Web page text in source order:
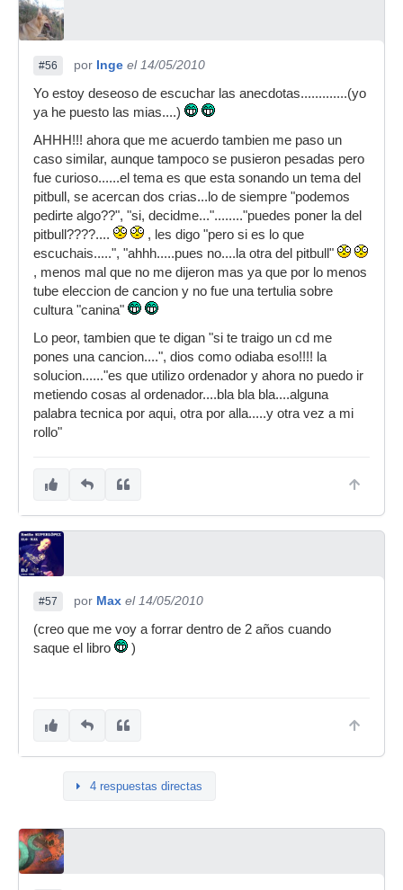
#56 por Inge el 14/05/2010
Yo estoy deseoso de escuchar las anecdotas.............(yo
ya he puesto las mias....)
AHHH!!! ahora que me acuerdo tambien me paso un
caso similar, aunque tampoco se pusieron pesadas pero
fue curioso......el tema es que esta sonando un tema del
pitbull, se acercan dos crias...lo de siempre "podemos
pedirte algo??", "si, decidme..."........"puedes poner la del
pitbull????....
, les digo "pero si es lo que
escuchais.....", "ahhh.....pues no....la otra del pitbull"
, menos mal que no me dijeron mas ya que por lo menos
tube eleccion de cancion y no fue una tertulia sobre
cultura "canina"
Lo peor, tambien que te digan "si te traigo un cd me
pones una cancion....", dios como odiaba eso!!!! la
solucion......"es que utilizo ordenador y ahora no puedo ir
metiendo cosas al ordenador....bla bla bla....alguna
palabra tecnica por aqui, otra por alla.....y otra vez a mi
rollo"
#57 por Max el 14/05/2010
(creo que me voy a forrar dentro de 2 años cuando
saque el libro
)
4 respuestas directas